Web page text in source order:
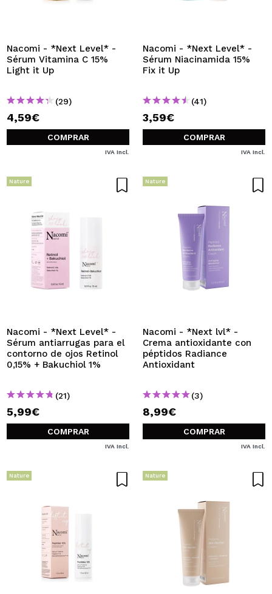
pedidos y consultar tus operaciones anteriores.
CREAR CUENTA
Nacomi Aceites
¡Siente el poder de los ingredientes naturales con
Nacomi, tu piel te lo agradecerá!
Nacomi - *Next Level* -
Sérum Vitamina C 15%
Light it Up
(29)
4,59€
COMPRAR
IVA Incl.
Nacomi - *Next Level* -
Sérum Niacinamida 15%
Fix it Up
(41)
3,59€
COMPRAR
IVA Incl.
Nature
Nacomi - *Next Level* -
Sérum antiarrugas para el
contorno de ojos Retinol
0,15% + Bakuchiol 1%
(21)
5,99€
COMPRAR
IVA Incl.
Nature
Nacomi - *Next lvl* -
Crema antioxidante con
péptidos Radiance
Antioxidant
(3)
8,99€
COMPRAR
IVA Incl.
Nature Nature